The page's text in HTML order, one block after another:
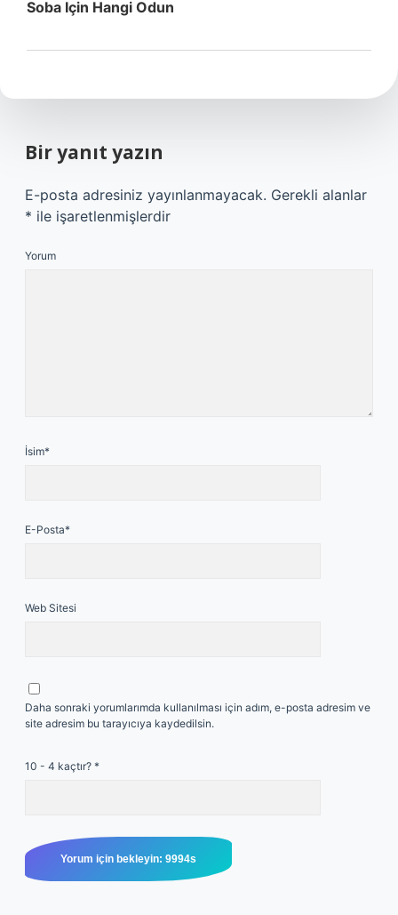
Soba Için Hangi Odun
Bir yanıt yazın
E-posta adresiniz yayınlanmayacak. Gerekli alanlar
* ile işaretlenmişlerdir
Yorum
İsim*
E-Posta*
Web Sitesi
Daha sonraki yorumlarımda kullanılması için adım, e-posta adresim ve
site adresim bu tarayıcıya kaydedilsin.
10 - 4 kaçtır? *